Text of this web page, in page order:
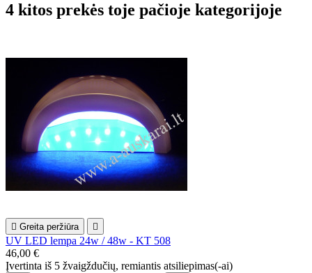
4 kitos prekės toje pačioje kategorijoje
 Greita peržiūra 
UV LED lempa 24w / 48w - KT 508
46,00 €
Įvertinta iš 5 žvaigždučių, remiantis atsiliepimas(-ai)